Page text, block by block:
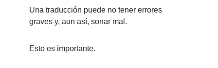
Una traducción puede no tener errores
graves y, aun así, sonar mal.
Esto es importante.